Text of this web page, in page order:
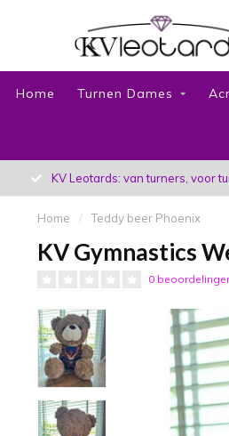
Home Turnen Dames
KV Leotards: van turners, voor
Home / Teddy beer Phoenix
KV Gymnastics
0